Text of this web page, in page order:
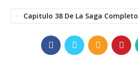
Capitulo 38 De La Saga Completo